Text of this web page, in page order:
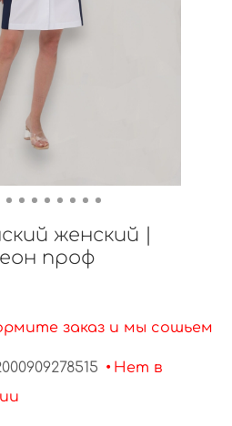
• Нет в
женский |
проф
заказ и мы сошьем